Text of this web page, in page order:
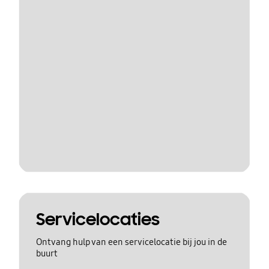
Servicelocaties
Ontvang hulp van een servicelocatie bij jou in de
buurt